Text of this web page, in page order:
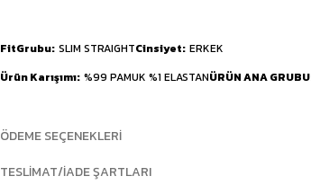
FitGrubu SLIM STRAIGHTCinsiyet ERKEK
Ürün Karışımı %99 PAMUK %1 ELASTANÜRÜN ANA GRUBU
ÖDEME SEÇENEKLERI
TESLIMAT/İADE ŞARTLARI